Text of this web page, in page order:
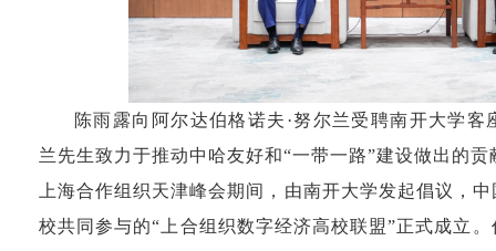
陈雨露向阿尔达伯格诺夫·努尔兰受聘南开大学
兰先生致力于推动中哈友好和“一带一路”建设做出的
上海合作组织天津峰会期间，由南开大学发起倡议，
校共同参与的“上合组织数字经济高校联盟”正式成立